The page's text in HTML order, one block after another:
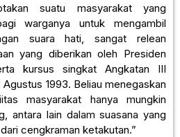
suatu masyarakat yang
warganya untuk mengambil
suara hati, sangat relean
yang diberikan oleh Presiden
kursus singkat Angkatan III
1993. Beliau menegaskan
masyarakat hanya mungkin
antara lain dalam suasana yang
cengkraman ketakutan.”